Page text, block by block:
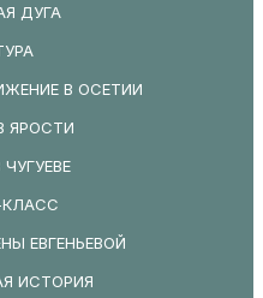
ДУГА
В ОСЕТИИ
ЯРОСТИ
ЕВГЕНЬЕВОЙ
ИСТОРИЯ